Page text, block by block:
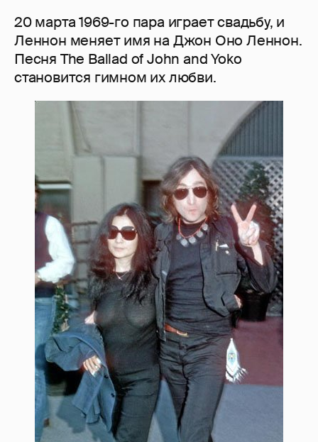
20 марта 1969-го пара играет свадьбу, и
Леннон меняет имя на Джон Оно Леннон.
Песня The Ballad of John and Yoko
становится гимном их любви.